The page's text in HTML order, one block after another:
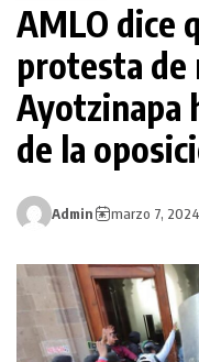
AMLO dice
protesta de
Ayotzinapa
de la
Admin marzo 7, 2024